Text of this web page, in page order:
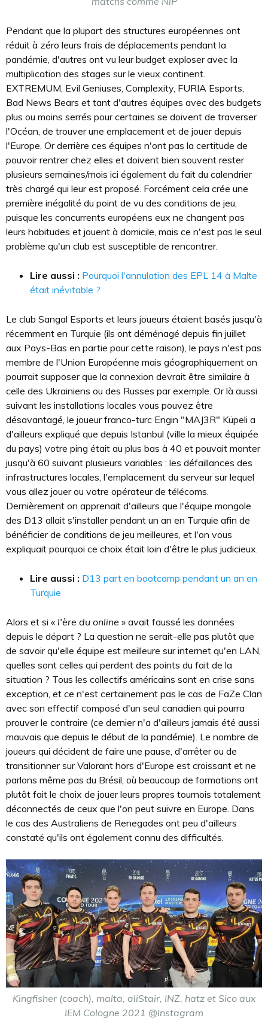
Pendant que la plupart des structures européennes ont
réduit à zéro leurs frais de déplacements pendant la
pandémie, d'autres ont vu leur budget exploser avec la
multiplication des stages sur le vieux continent.
EXTREMUM, Evil Geniuses, Complexity, FURIA Esports,
Bad News Bears et tant d'autres équipes avec des budgets
plus ou moins serrés pour certaines se doivent de traverser
l'Océan, de trouver une emplacement et de jouer depuis
l'Europe. Or derrière ces équipes n'ont pas la certitude de
pouvoir rentrer chez elles et doivent bien souvent rester
plusieurs semaines/mois ici également du fait du calendrier
très chargé qui leur est proposé. Forcément cela crée une
première inégalité du point de vu des conditions de jeu,
puisque les concurrents européens eux ne changent pas
leurs habitudes et jouent à domicile, mais ce n'est pas le seul
problème qu'un club est susceptible de rencontrer.
Lire aussi : Pourquoi l'annulation des EPL 14 à Malte
était inévitable ?
Le club Sangal Esports et leurs joueurs étaient basés jusqu'à
récemment en Turquie (ils ont déménagé depuis fin juillet
aux Pays-Bas en partie pour cette raison), le pays n'est pas
membre de l'Union Européenne mais géographiquement on
pourrait supposer que la connexion devrait être similaire à
celle des Ukrainiens ou des Russes par exemple. Or là aussi
suivant les installations locales vous pouvez être
désavantagé, le joueur franco-turc Engin "MAJ3R" Küpeli a
d'ailleurs expliqué que depuis Istanbul (ville la mieux équipée
du pays) votre ping était au plus bas à 40 et pouvait monter
jusqu'à 60 suivant plusieurs variables : les défaillances des
infrastructures locales, l'emplacement du serveur sur lequel
vous allez jouer ou votre opérateur de télécoms.
Dernièrement on apprenait d'ailleurs que l'équipe mongole
des D13 allait s'installer pendant un an en Turquie afin de
bénéficier de conditions de jeu meilleures, et l'on vous
expliquait pourquoi ce choix était loin d'être le plus judicieux.
Lire aussi : D13 part en bootcamp pendant un an en
Turquie
Alors et si « l'ère du online » avait faussé les données
depuis le départ ? La question ne serait-elle pas plutôt que
de savoir qu'elle équipe est meilleure sur internet qu'en LAN,
quelles sont celles qui perdent des points du fait de la
situation ? Tous les collectifs américains sont en crise sans
exception, et ce n'est certainement pas le cas de FaZe Clan
avec son effectif composé d'un seul canadien qui pourra
prouver le contraire (ce dernier n'a d'ailleurs jamais été aussi
mauvais que depuis le début de la pandémie). Le nombre de
joueurs qui décident de faire une pause, d'arrêter ou de
transitionner sur Valorant hors d'Europe est croissant et ne
parlons même pas du Brésil, où beaucoup de formations ont
plutôt fait le choix de jouer leurs propres tournois totalement
déconnectés de ceux que l'on peut suivre en Europe. Dans
le cas des Australiens de Renegades ont peu d'ailleurs
constaté qu'ils ont également connu des difficultés.
Kingfisher (coach), malta, aliStair, INZ, hatz et Sico aux
IEM Cologne 2021 @Instagram